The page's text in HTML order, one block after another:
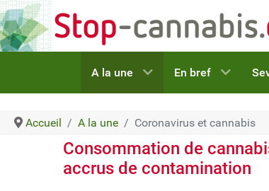
A la une En bref
Accueil A la une Coronavirus et cannabis
Consommation de
accrus de contamination